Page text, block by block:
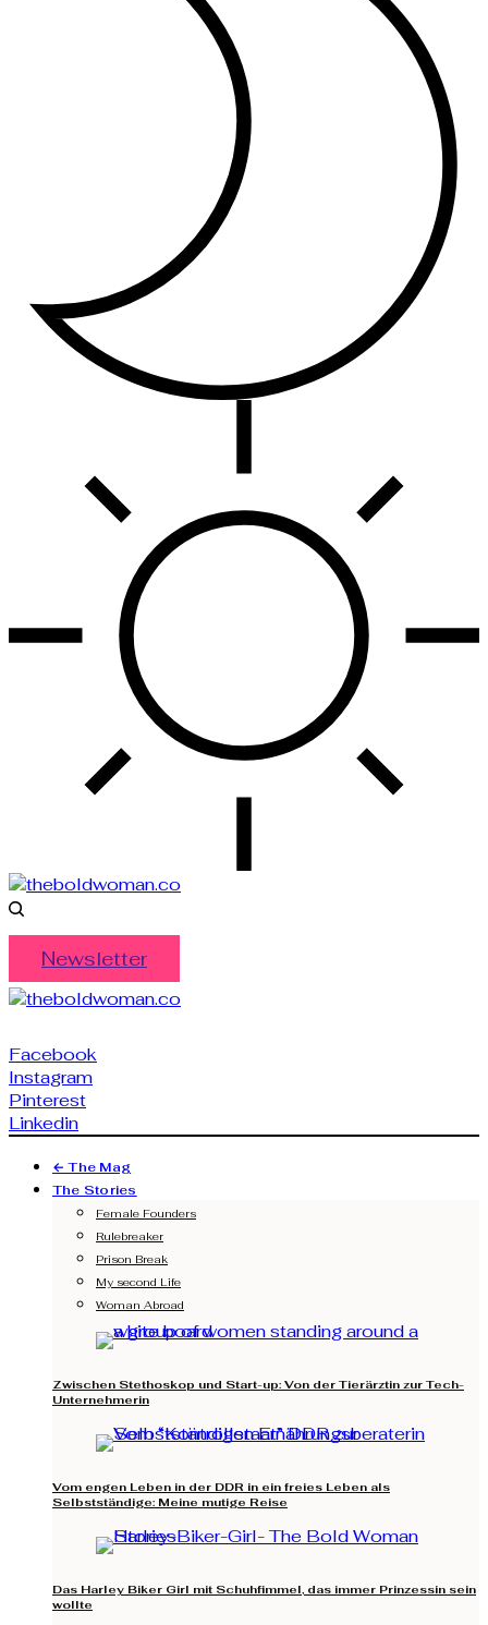
Newsletter
Facebook
Instagram
Pinterest
Linkedin
← The Mag
The Stories
Female Founders
Rulebreaker
Prison Break
My second Life
Woman Abroad
Zwischen Stethoskop und Start-up: Von der Tierärztin zur Tech-
Unternehmerin
Vom engen Leben in der DDR in ein freies Leben als
Selbstständige: Meine mutige Reise
Das Harley Biker Girl mit Schuhfimmel, das immer Prinzessin sein
wollte